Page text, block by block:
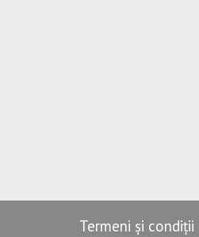
Termeni și condiții